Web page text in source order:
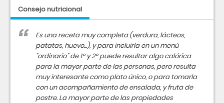
Consejo nutricional
Es una receta muy completa (verdura, lácteos,
patatas, huevo...), y para incluirla en un menú
"ordinario" de 1º y 2º puede resultar algo calórica
para la mayor parte de las personas, pero resulta
muy interesante como plato único, o para tomarla
con un acompañamiento de ensalada, y fruta de
postre. La mayor parte de las propiedades